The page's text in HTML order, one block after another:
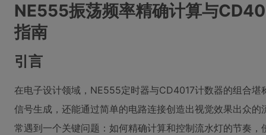
NE555振荡频率精确计算与
指南
引言
在电子设计领域，NE555定时器与CD4017计数器的组合
信号生成，还能通过简单的电路连接创造出视觉效果出众
常遇到一个关键问题：如何精确计算和控制流水灯的节奏